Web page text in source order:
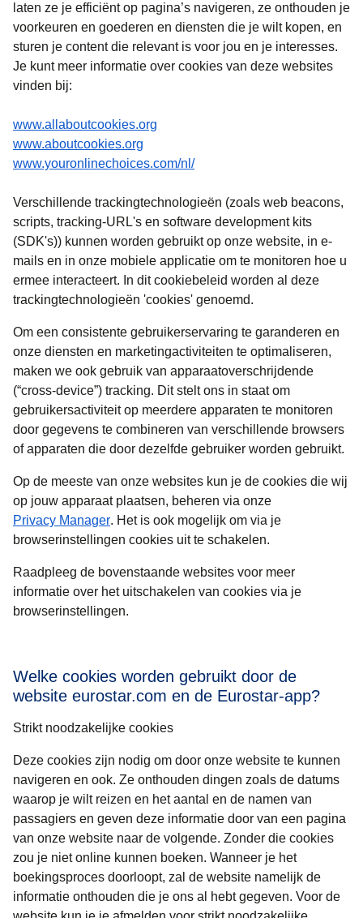
laten ze je efficiënt op pagina’s navigeren, ze onthouden je
voorkeuren en goederen en diensten die je wilt kopen, en
sturen je content die relevant is voor jou en je interesses.
Je kunt meer informatie over cookies van deze websites
vinden bij:
www.allaboutcookies.org
www.aboutcookies.org
www.youronlinechoices.com/nl/(
Verschillende trackingtechnologieën (zoals web beacons,
scripts, tracking-URL's en software development kits
(SDK's)) kunnen worden gebruikt op onze website, in e-
mails en in onze mobiele applicatie om te monitoren hoe u
ermee interacteert. In dit cookiebeleid worden al deze
trackingtechnologieën 'cookies' genoemd.
Om een consistente gebruikerservaring te garanderen en
onze diensten en marketingactiviteiten te optimaliseren,
maken we ook gebruik van apparaatoverschrijdende
(“cross-device”) tracking. Dit stelt ons in staat om
gebruikersactiviteit op meerdere apparaten te monitoren
door gegevens te combineren van verschillende browsers
of apparaten die door dezelfde gebruiker worden gebruikt.
Op de meeste van onze websites kun je de cookies die wij
op jouw apparaat plaatsen, beheren via onze
Privacy Manager. Het is ook mogelijk om via je
browserinstellingen cookies uit te schakelen.
Raadpleeg de bovenstaande websites voor meer
informatie over het uitschakelen van cookies via je
browserinstellingen.
Welke cookies worden gebruikt door de
website eurostar.com en de Eurostar-app?
Strikt noodzakelijke cookies
Deze cookies zijn nodig om door onze website te kunnen
navigeren en ook. Ze onthouden dingen zoals de datums
waarop je wilt reizen en het aantal en de namen van
passagiers en geven deze informatie door van een pagina
van onze website naar de volgende. Zonder die cookies
zou je niet online kunnen boeken. Wanneer je het
boekingsproces doorloopt, zal de website namelijk de
informatie onthouden die je ons al hebt gegeven. Voor de